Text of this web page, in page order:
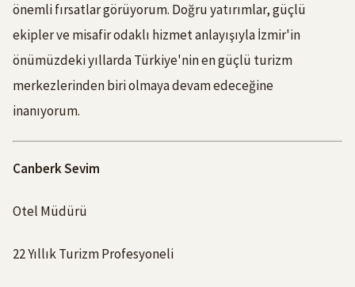
önemli fırsatlar görüyorum. Doğru yatırımlar, güçlü
ekipler ve misafir odaklı hizmet anlayışıyla İzmir'in
önümüzdeki yıllarda Türkiye'nin en güçlü turizm
merkezlerinden biri olmaya devam edeceğine
inanıyorum.
Canberk Sevim
Otel Müdürü
22 Yıllık Turizm Profesyoneli